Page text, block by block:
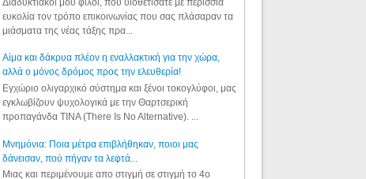
ευκολία τον τρόπο επικοινωνίας που σας πλάσαραν τα
μιάσματα της νέας τάξης πρα...
Αίμα και δάκρυα πλέον η εναλλακτική για την χώρα,
αλλά ο μόνος δρόμος προς την ελευθερία!
Εγχώριο ολιγαρχικό σύστημα και ξένοι τοκογλύφοι, μας
εγκλωβίζουν ψυχολογικά με την Θαρτσερική
προπαγάνδα TINA (There Is No Alternative). ...
Μνημόνια: Ποια μέτρα επιβλήθηκαν, ποιοι μας
δάνεισαν, πού πήγαν τα λεφτά...
Μιας και περιμένουμε απο στιγμή σε στιγμή το 4ο